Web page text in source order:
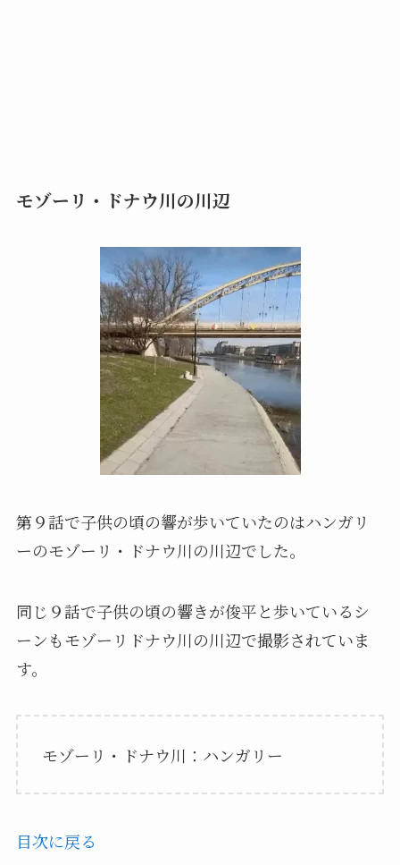
モゾーリ・ドナウ川の川辺
第９話で子供の頃の響が歩いていたのはハンガリ
ーのモゾーリ・ドナウ川の川辺でした。
同じ９話で子供の頃の響きが俊平と歩いているシ
ーンもモゾーリドナウ川の川辺で撮影されていま
す。
モゾーリ・ドナウ川：ハンガリー
目次に戻る